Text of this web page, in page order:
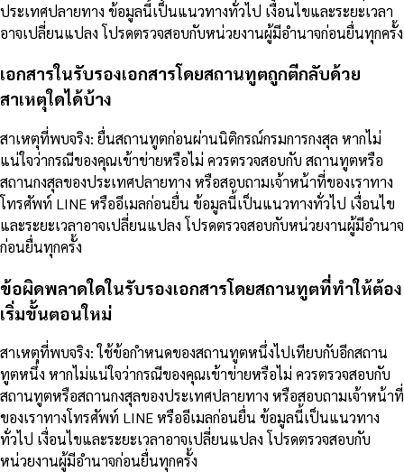
ประเทศปลายทาง ข้อมูลนี้เป็นแนวทางทั่วไป เงื่อนไขและระยะเวลา
อาจเปลี่ยนแปลง โปรดตรวจสอบกับหน่วยงานผู้มีอำนาจก่อนยื่นทุกครั้ง
เอกสารในรับรองเอกสารโดยสถานทูตถูกตีกลับด้วย
สาเหตุใดได้บ้าง
สาเหตุที่พบจริง: ยื่นสถานทูตก่อนผ่านนิติกรณ์กรมการกงสุล หากไม่
แน่ใจว่ากรณีของคุณเข้าข่ายหรือไม่ ควรตรวจสอบกับ สถานทูตหรือ
สถานกงสุลของประเทศปลายทาง หรือสอบถามเจ้าหน้าที่ของเราทาง
โทรศัพท์ LINE หรืออีเมลก่อนยื่น ข้อมูลนี้เป็นแนวทางทั่วไป เงื่อนไข
และระยะเวลาอาจเปลี่ยนแปลง โปรดตรวจสอบกับหน่วยงานผู้มีอำนาจ
ก่อนยื่นทุกครั้ง
ข้อผิดพลาดใดในรับรองเอกสารโดยสถานทูตที่ทำให้ต้อง
เริ่มขั้นตอนใหม่
สาเหตุที่พบจริง: ใช้ข้อกำหนดของสถานทูตหนึ่งไปเทียบกับอีกสถาน
ทูตหนึ่ง หากไม่แน่ใจว่ากรณีของคุณเข้าข่ายหรือไม่ ควรตรวจสอบกับ
สถานทูตหรือสถานกงสุลของประเทศปลายทาง หรือสอบถามเจ้าหน้าที่
ของเราทางโทรศัพท์ LINE หรืออีเมลก่อนยื่น ข้อมูลนี้เป็นแนวทาง
ทั่วไป เงื่อนไขและระยะเวลาอาจเปลี่ยนแปลง โปรดตรวจสอบกับ
หน่วยงานผู้มีอำนาจก่อนยื่นทุกครั้ง